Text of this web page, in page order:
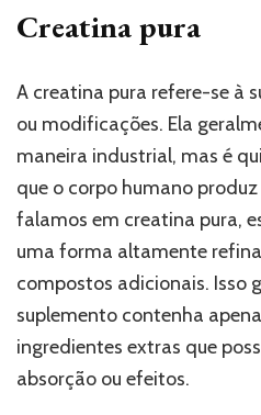
Creatina pura
A creatina pura refere-se à
ou modificações. Ela
maneira industrial, mas é
que o corpo humano
falamos em creatina pura,
uma forma altamente
compostos adicionais. Isso
suplemento contenha
ingredientes extras que
absorção ou efeitos.